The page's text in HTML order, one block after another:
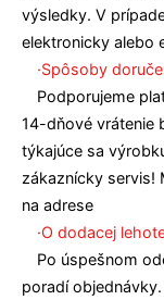
výsledky. V
elektronicky alebo
·Spôsoby
Podporujeme
14-dňové vrátenie
týkajúce sa
zákaznícky servis!
na adrese
·O dodacej
Po úspešnom
poradí objednávky.